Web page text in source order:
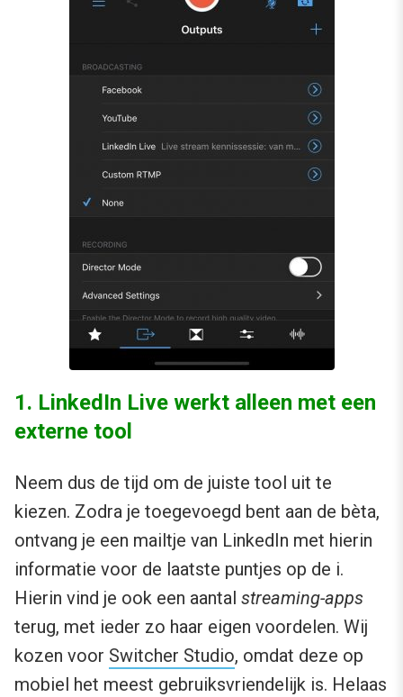
1. LinkedIn Live werkt alleen met een
externe tool
Neem dus de tijd om de juiste tool uit te
kiezen. Zodra je toegevoegd bent aan de bèta,
ontvang je een mailtje van LinkedIn met hierin
informatie voor de laatste puntjes op de i.
Hierin vind je ook een aantal streaming-apps
terug, met ieder zo haar eigen voordelen. Wij
kozen voor Switcher Studio, omdat deze op
mobiel het meest gebruiksvriendelijk is. Helaas